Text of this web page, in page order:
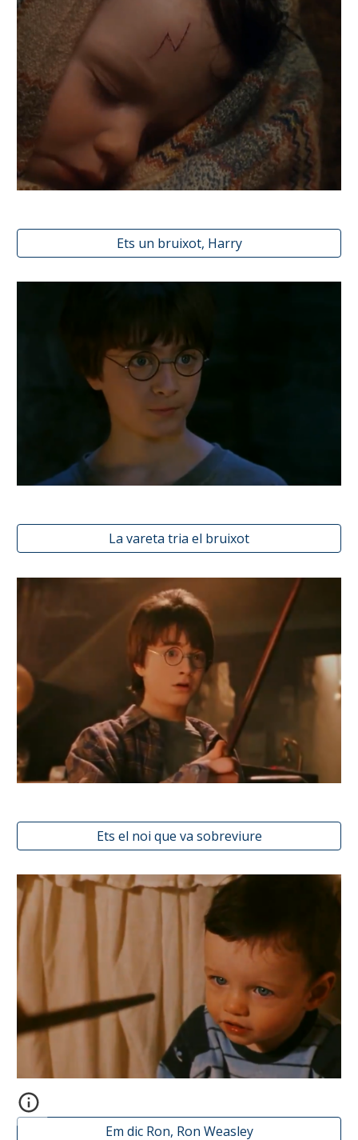
Ets un bruixot, Harry
La vareta tria el bruixot
Ets el noi que va sobreviure
Em dic Ron, Ron Weasley